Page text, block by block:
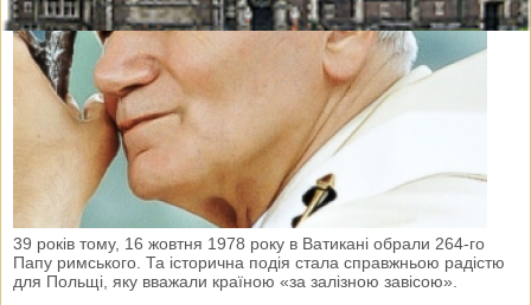
39 років тому, 16 жовтня 1978 року в Ватикані обрали 264-го
Папу римського. Та історична подія стала справжньою радістю
для Польщі, яку вважали країною «за залізною завісою».